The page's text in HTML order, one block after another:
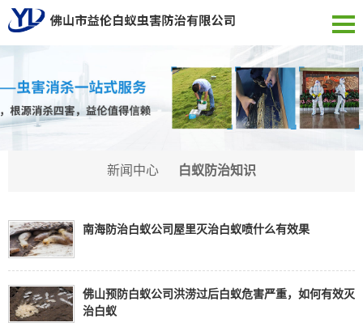
新闻中心 白蚁防治知识
南海防治白蚁公司屋里灭治白蚁喷什么有效果
佛山预防白蚁公司洪涝过后白蚁危害严重，如何有效灭
治白蚁